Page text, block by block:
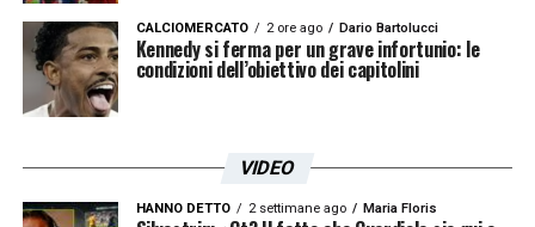
nervosismo. Una sciocchezza che gli costa
molto caro.
CATALDI 6,5 –
CALCIOMERCATO 2 ore ago Dario Bartolucci
Kennedy si ferma per un grave infortunio: le
condizioni dell’obiettivo dei capitolini
VIDEO
HANNO DETTO 2 settimane ago Maria Floris